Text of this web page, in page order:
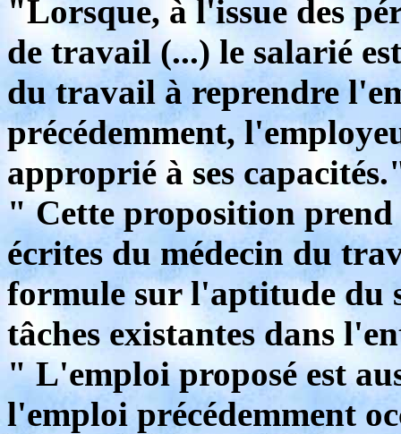
"Lorsque, à l'issue des
de travail (...) le salarié
du travail à reprendre
précédemment,
approprié à ses
" Cette proposition prend
écrites du médecin du
formule sur l'aptitude du
tâches existantes dans
" L'emploi proposé est
l'emploi précédemment